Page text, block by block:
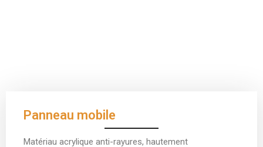
Panneau mobile
Matériau acrylique anti-rayures, hautement